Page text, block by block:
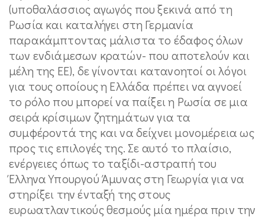
(υποθαλάσσιος αγωγός που ξεκινά από τη
Ρωσία και καταλήγει στη Γερμανία
παρακάμπτοντας μάλιστα το έδαφος όλων
των ενδιάμεσων κρατών- που αποτελούν και
μέλη της ΕΕ), δε γίνονται κατανοητοί οι λόγοι
για τους οποίους η Ελλάδα πρέπει να αγνοεί
το ρόλο που μπορεί να παίξει η Ρωσία σε μια
σειρά κρίσιμων ζητημάτων για τα
συμφέροντά της και να δείχνει μονομέρεια ως
προς τις επιλογές της. Σε αυτό το πλαίσιο,
ενέργειες όπως το ταξίδι-αστραπή του
Έλληνα Υπουργού Άμυνας στη Γεωργία για να
στηρίξει την ένταξή της στους
ευρωατλαντικούς θεσμούς μία ημέρα πριν την